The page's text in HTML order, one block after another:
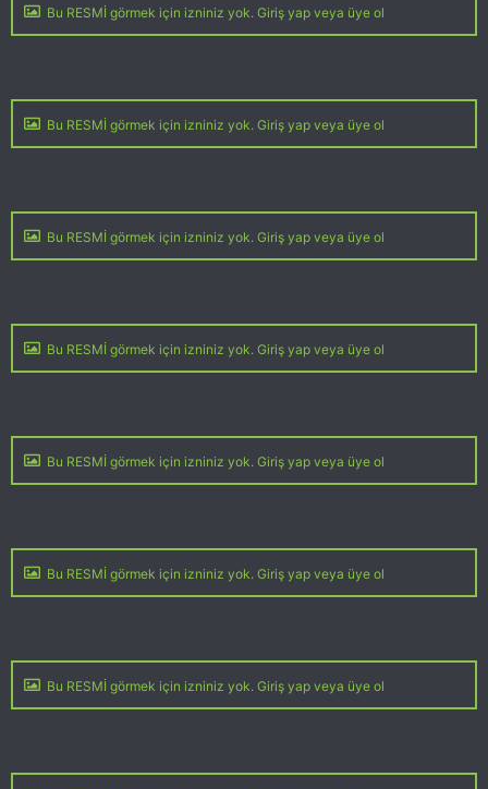
Bu RESMİ görmek için izniniz yok. Giriş yap veya üye ol
Bu RESMİ görmek için izniniz yok. Giriş yap veya üye ol
Bu RESMİ görmek için izniniz yok. Giriş yap veya üye ol
Bu RESMİ görmek için izniniz yok. Giriş yap veya üye ol
Bu RESMİ görmek için izniniz yok. Giriş yap veya üye ol
Bu RESMİ görmek için izniniz yok. Giriş yap veya üye ol
Bu RESMİ görmek için izniniz yok. Giriş yap veya üye ol